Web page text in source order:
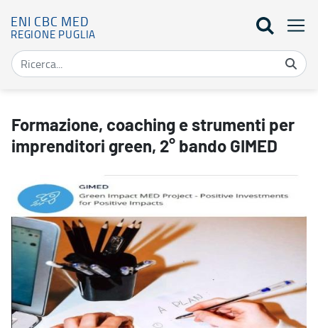
ENI CBC MED
REGIONE PUGLIA
Formazione, coaching e strumenti per
imprenditori green, 2° bando GIMED